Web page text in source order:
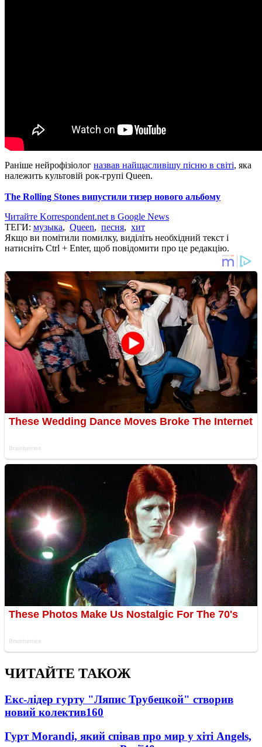
Раніше нейрофізіолог назвав найщасливішу пісню в світі, яка
належить культовій рок-групі Queen.
The Rolling Stones випустили тизер нового альбому
Читайте Korrespondent.net в Google News
ТЕГИ: музыка, Queen, песня, хит
Якщо ви помітили помилку, виділіть необхідний текст і
натисніть Ctrl + Enter, щоб повідомити про це редакцію.
ЧИТАЙТЕ ТАКОЖ
Екс-лідер гурту "Ляпис Трубецкой" створив
новий колектив160
Гурт Morandi, який співав про мир у хіті Angels,